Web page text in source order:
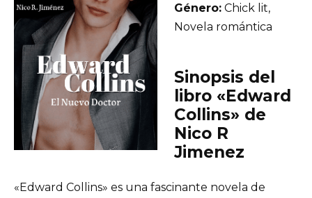
Género: Chick lit,
Novela romántica
Sinopsis del
libro «Edward
Collins» de
Nico R
Jimenez
«Edward Collins» es una fascinante novela de